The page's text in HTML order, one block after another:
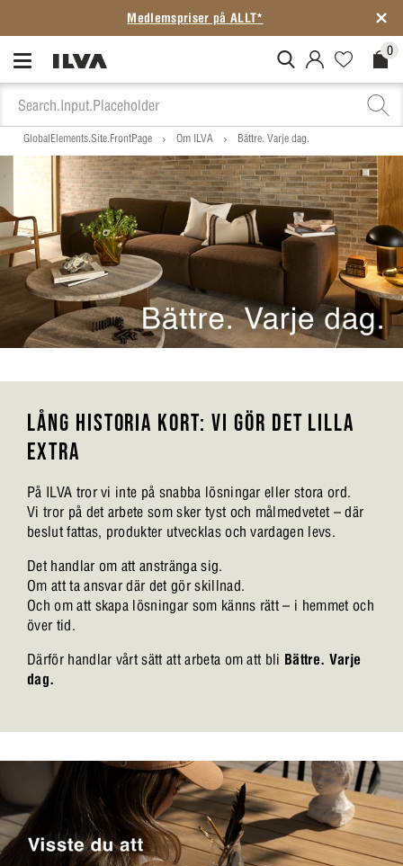
Medlemspriser på ALLT*
MitIlva.Login 0
GlobalElements.Site.FrontPage Om ILVA Bättre. Varje dag.
LÅNG HISTORIA KORT: VI GÖR DET LILLA
EXTRA
På ILVA tror vi inte på snabba lösningar eller stora ord.
Vi tror på det arbete som sker tyst och målmedvetet – där
beslut fattas, produkter utvecklas och vardagen levs.
Det handlar om att anstränga sig.
Om att ta ansvar där det gör skillnad.
Och om att skapa lösningar som känns rätt – i hemmet och
över tid.
Därför handlar vårt sätt att arbeta om att bli Bättre. Varje
dag.